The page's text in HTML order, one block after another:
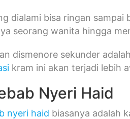
dialami bisa ringan
seorang wanita hingga
dismenore sekunder
kram ini akan terjadi lebih
Nyeri Haid
nyeri haid biasanya adalah